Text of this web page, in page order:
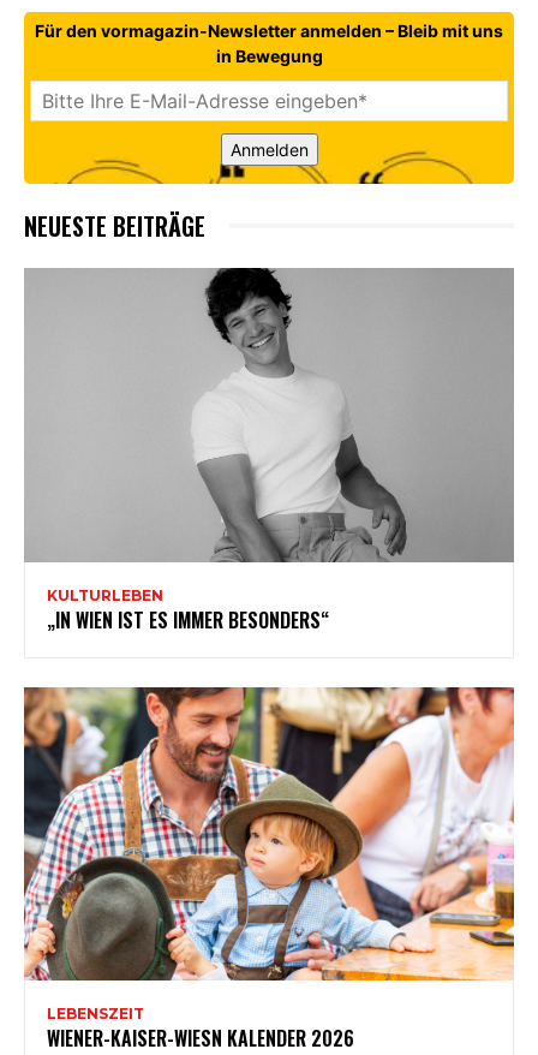
Für den vormagazin-Newsletter anmelden – Bleib mit uns
in Bewegung
Anmelden
NEUESTE BEITRÄGE
KULTURLEBEN
„IN WIEN IST ES IMMER BESONDERS“
LEBENSZEIT
WIENER-KAISER-WIESN KALENDER 2026